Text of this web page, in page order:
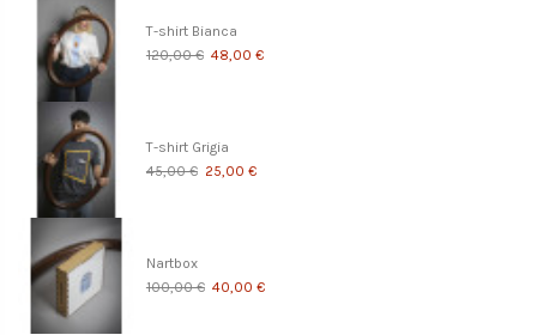
T-shirt Bianca
120,00 € 48,00 €
T-shirt Grigia
45,00 € 25,00 €
Nartbox
100,00 € 40,00 €